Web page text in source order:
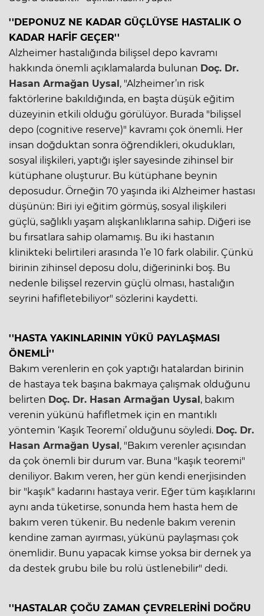
''DEPONUZ NE KADAR GÜÇLÜYSE HASTALIK O
KADAR HAFİF GEÇER''
Alzheimer hastalığında bilişsel depo kavramı
hakkında önemli açıklamalarda bulunan Doç. Dr.
Hasan Armağan Uysal, "Alzheimer’ın risk
faktörlerine bakıldığında, en başta düşük eğitim
düzeyinin etkili olduğu görülüyor. Burada "bilişsel
depo (cognitive reserve)" kavramı çok önemli. Her
insan doğduktan sonra öğrendikleri, okudukları,
sosyal ilişkileri, yaptığı işler sayesinde zihinsel bir
kütüphane oluşturur. Bu kütüphane beynin
deposudur. Örneğin 70 yaşında iki Alzheimer hastası
düşünün: Biri iyi eğitim görmüş, sosyal ilişkileri
güçlü, sağlıklı yaşam alışkanlıklarına sahip. Diğeri ise
bu fırsatlara sahip olamamış. Bu iki hastanın
klinikteki belirtileri arasında 1’e 10 fark olabilir. Çünkü
birinin zihinsel deposu dolu, diğerininki boş. Bu
nedenle bilişsel rezervin güçlü olması, hastalığın
seyrini hafifletebiliyor" sözlerini kaydetti.
''HASTA YAKINLARININ YÜKÜ PAYLAŞMASI
ÖNEMLİ''
Bakım verenlerin en çok yaptığı hatalardan birinin
de hastaya tek başına bakmaya çalışmak olduğunu
belirten Doç. Dr. Hasan Armağan Uysal, bakım
verenin yükünü hafifletmek için en mantıklı
yöntemin ‘Kaşık Teoremi’ olduğunu söyledi. Doç. Dr.
Hasan Armağan Uysal, "Bakım verenler açısından
da çok önemli bir durum var. Buna "kaşık teoremi"
deniliyor. Bakım veren, her gün kendi enerjisinden
bir "kaşık" kadarını hastaya verir. Eğer tüm kaşıklarını
aynı anda tüketirse, sonunda hem hasta hem de
bakım veren tükenir. Bu nedenle bakım verenin
kendine zaman ayırması, yükünü paylaşması çok
önemlidir. Bunu yapacak kimse yoksa bir dernek ya
da destek grubu bile bu rolü üstlenebilir" dedi.
''HASTALAR ÇOĞU ZAMAN ÇEVRELERİNİ DOĞRU